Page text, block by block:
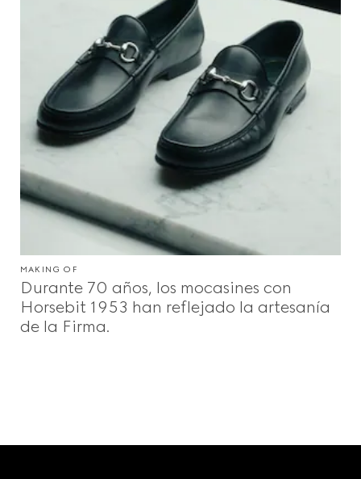
MAKING OF
Durante 70 años, los mocasines con
Horsebit 1953 han reflejado la artesanía
de la Firma.
Footer